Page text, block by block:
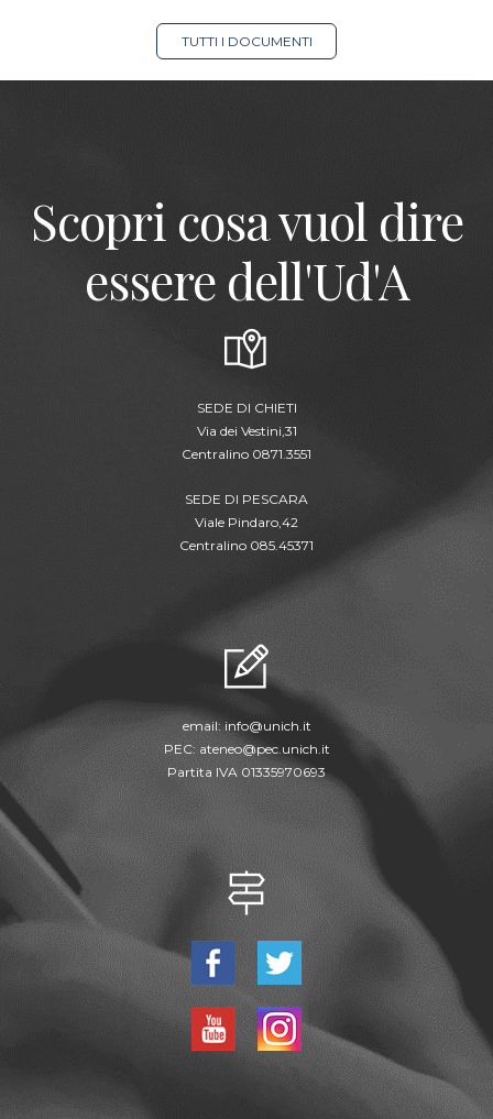
TUTTI I DOCUMENTI
Scopri cosa vuol dire
essere dell'Ud'A
SEDE DI CHIETI
Via dei Vestini,31
Centralino 0871.3551
SEDE DI PESCARA
Viale Pindaro,42
Centralino 085.45371
email:info@unich.it
PEC: ateneo@pec.unich.it
Partita IVA 01335970693